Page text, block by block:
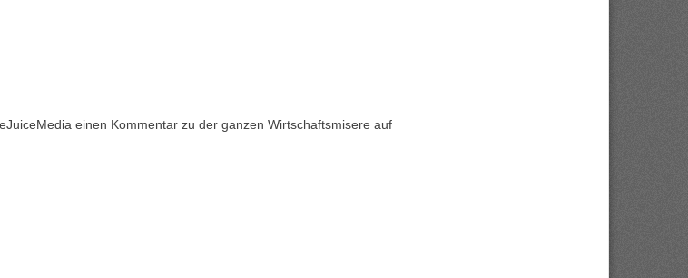
einen Kommentar zu der ganzen Wirtschaftsmisere auf